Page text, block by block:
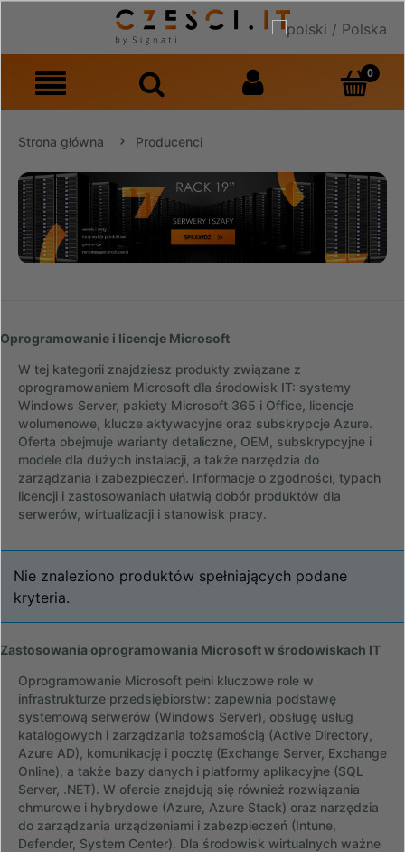
Strona główna Producenci
Oprogramowanie i licencje Microsoft
W tej kategorii znajdziesz produkty związane z
oprogramowaniem Microsoft dla środowisk IT: systemy
Windows Server, pakiety Microsoft 365 i Office, licencje
wolumenowe, klucze aktywacyjne oraz subskrypcje Azure.
Oferta obejmuje warianty detaliczne, OEM, subskrypcyjne i
modele dla dużych instalacji, a także narzędzia do
zarządzania i zabezpieczeń. Informacje o zgodności, typach
licencji i zastosowaniach ułatwią dobór produktów dla
serwerów, wirtualizacji i stanowisk pracy.
Nie znaleziono produktów spełniających podane
kryteria.
Zastosowania oprogramowania Microsoft w środowiskach IT
Oprogramowanie Microsoft pełni kluczowe role w
infrastrukturze przedsiębiorstw: zapewnia podstawę
systemową serwerów (Windows Server), obsługę usług
katalogowych i zarządzania tożsamością (Active Directory,
Azure AD), komunikację i pocztę (Exchange Server, Exchange
Online), a także bazy danych i platformy aplikacyjne (SQL
Server, .NET). W ofercie znajdują się również rozwiązania
chmurowe i hybrydowe (Azure, Azure Stack) oraz narzędzia
do zarządzania urządzeniami i zabezpieczeń (Intune,
Defender, System Center). Dla środowisk wirtualnych ważne